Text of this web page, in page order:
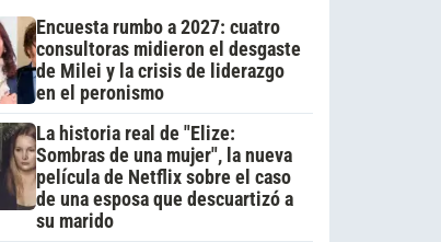
Encuesta rumbo a 2027: cuatro
consultoras midieron el desgaste
de Milei y la crisis de liderazgo
en el peronismo
La historia real de "Elize:
Sombras de una mujer", la nueva
película de Netflix sobre el caso
de una esposa que descuartizó a
su marido